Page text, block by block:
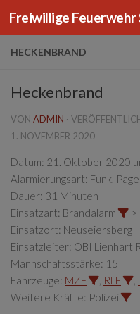
Zum Inhalt springen
Freiwillige Feuerwehr
HECKENBRAND
Heckenbrand
VON ADMIN ·
1. NOVEMBER 2020
Datum: 21. Oktober 2020
Alarmierungsart: Funk,
Dauer: 31 Minuten
Einsatzart: Brandalarm
Einsatzort: Neuseiersberg
Einsatzleiter: OBI Lienhart
Mannschaftsstärke: 15
Fahrzeuge: MZF RLF
Weitere Kräfte: Polizei